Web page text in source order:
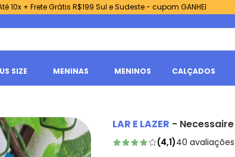
10x + Frete Grátis R$199 Sul e Sudeste - cupom GANHEI
SIZE MENINAS MENINOS CALÇADOS
LAR E LAZER -
(4,1)40 avaliações